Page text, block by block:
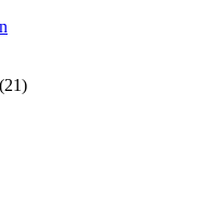
(21)